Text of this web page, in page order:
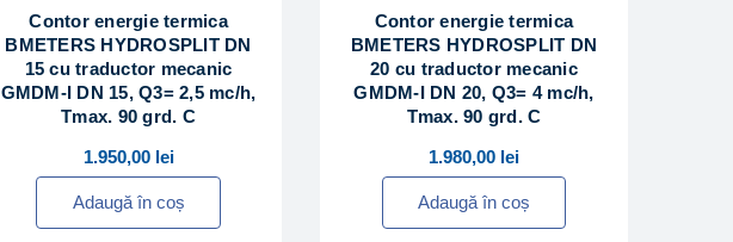
Contor energie termica
BMETERS HYDROSPLIT DN
15 cu traductor mecanic
GMDM-I DN 15, Q3= 2,5 mc/h,
Tmax. 90 grd. C
1.950,00 lei
Adaugă în coș
Contor energie termica
BMETERS HYDROSPLIT DN
20 cu traductor mecanic
GMDM-I DN 20, Q3= 4 mc/h,
Tmax. 90 grd. C
1.980,00 lei
Adaugă în coș